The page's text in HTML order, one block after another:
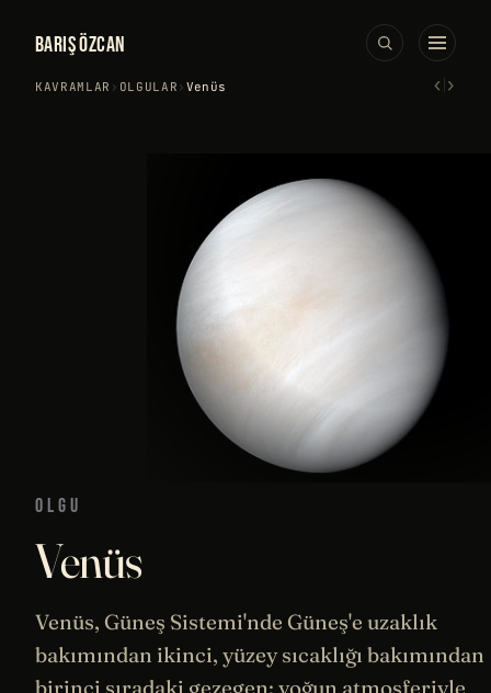
BARIŞ ÖZCAN
KAVRAMLAR › OLGULAR › Venüs ‹›
OLGU
Venüs
Venüs, Güneş Sistemi'nde Güneş'e uzaklık
bakımından ikinci, yüzey sıcaklığı bakımından
birinci sıradaki gezegen; yoğun atmosferiyle